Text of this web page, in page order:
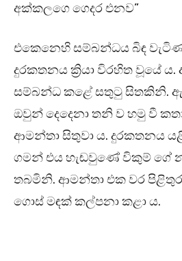
අක්කලගෙ ගෙදර එනව”
එකෙනෙහි සම්බන්ධය බිඳ
දුරකතනය ක්‍රියා විරහිත වූයේ
සම්බන්ධ කළේ සතුටු සිතකිනි.
ඔවුන් දෙදෙනා තනි ව හමු වී
ආමන්තා සිතුවා ය. දුරකතනය
ගමන් එය හැඬවුණේ විකුම් ගේ
තබමිනි. ආමන්තා එක වර
ගොස් මඳක් කල්පනා කළා ය.